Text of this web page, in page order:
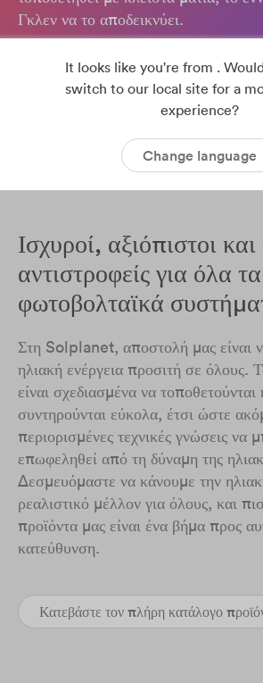
Γκλεν να το αποδεικνύει.
Δείτε τον Γκλεν
Ισχυροί, αξιόπιστοι
αντιστροφείς για όλα τα
φωτοβολταϊκά
Στη Solplanet, αποστολή μας είναι
ηλιακή ενέργεια προσιτή σε όλους.
είναι σχεδιασμένα να τοποθετούνται
συντηρούνται εύκολα, έτσι ώστε
περιορισμένες τεχνικές γνώσεις να
επωφεληθεί από τη δύναμη της
Δεσμευόμαστε να κάνουμε την
ρεαλιστικό μέλλον για όλους, και
προϊόντα μας είναι ένα βήμα προς
κατεύθυνση.
Κατεβάστε τον πλήρη κατάλογο
It looks like you're from .
switch to our local site for a
experience?
Change language